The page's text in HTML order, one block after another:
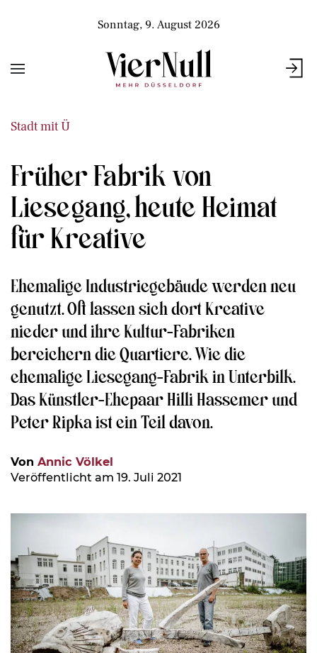
Sonntag, 9. August 2026
Stadt mit Ü
Früher Fabrik von
Liesegang, heute Heimat
für Kreative
Ehemalige Industriegebäude werden neu
genutzt. Oft lassen sich dort Kreative
nieder und ihre Kultur-Fabriken
bereichern die Quartiere. Wie die
ehemalige Liesegang-Fabrik in Unterbilk.
Das Künstler-Ehepaar Hilli Hassemer und
Peter Ripka ist ein Teil davon.
Von Annic Völkel
Veröffentlicht am 19. Juli 2021